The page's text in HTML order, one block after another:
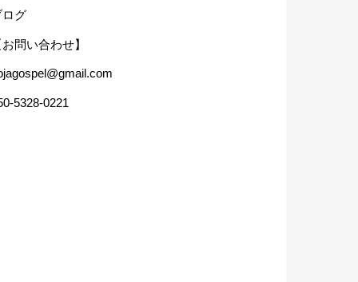
ログ
問い合わせ】
5328-0221